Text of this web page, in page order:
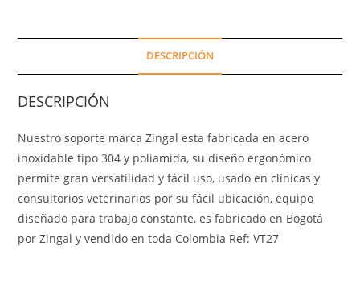
DESCRIPCIÓN
DESCRIPCIÓN
Nuestro soporte marca Zingal esta fabricada en acero
inoxidable tipo 304 y poliamida, su diseño ergonómico
permite gran versatilidad y fácil uso, usado en clínicas y
consultorios veterinarios por su fácil ubicación, equipo
diseñado para trabajo constante, es fabricado en Bogotá
por Zingal y vendido en toda Colombia Ref: VT27